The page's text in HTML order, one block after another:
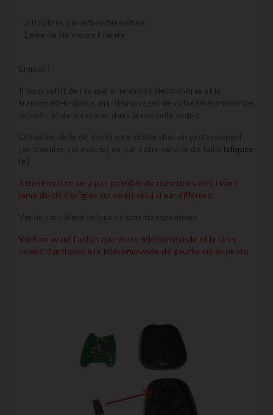
- 2 boutons ouverture/fermeture
- Lame de clé vierge fournie
Emploi :
Il vous suffit de récupérer le circuit électronique et le
transpondeur (puce anti-démarrage) de votre télécommande
actuelle et de les placer dans la nouvelle coque.
L'ébauche de la clé devra être taillée chez un professionnel
(cordonnier, clé minute) ou par notre service de taille (cliquez
ici)
Attention il ne sera pas possible de remettre votre insert
lame de clé d'origine sur ce kit celui ci est différent.
Vendu sans électronique et sans transpondeur.
Vérifiez avant l'achat que votre télécommande et la lame
soient identiques à la télécommande de gauche sur la photo.